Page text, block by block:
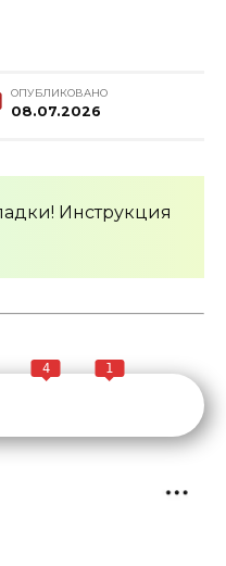
ОПУБЛИКОВАНО
08.07.2026
Инструкция
4 1